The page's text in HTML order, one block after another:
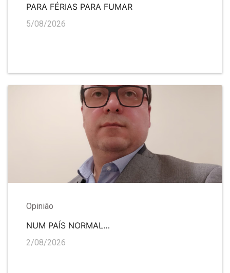
PARA FÉRIAS PARA FUMAR
5/08/2026
Opinião
NUM PAÍS NORMAL…
2/08/2026